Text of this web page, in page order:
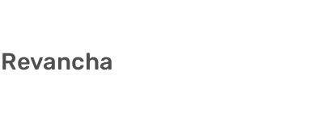
Revancha